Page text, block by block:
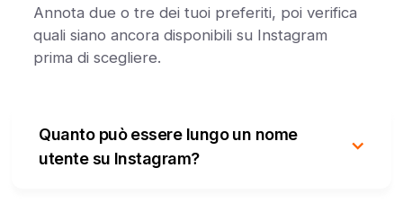
Annota due o tre dei tuoi preferiti, poi verifica
quali siano ancora disponibili su Instagram
prima di scegliere.
Quanto può essere lungo un nome
utente su Instagram?